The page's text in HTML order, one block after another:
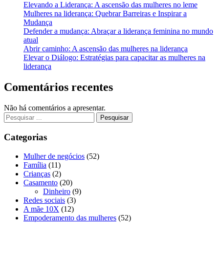
Elevando a Liderança: A ascensão das mulheres no leme
Mulheres na liderança: Quebrar Barreiras e Inspirar a
Mudança
Defender a mudança: Abraçar a liderança feminina no mundo
atual
Abrir caminho: A ascensão das mulheres na liderança
Elevar o Diálogo: Estratégias para capacitar as mulheres na
liderança
Comentários recentes
Não há comentários a apresentar.
Procurar
por:
Categorias
Mulher de negócios (52)
Família (11)
Crianças (2)
Casamento (20)
Dinheiro (9)
Redes sociais (3)
A mãe 10X (12)
Empoderamento das mulheres (52)